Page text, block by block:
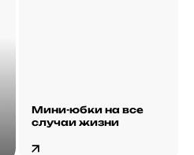
Мини-юбки на все
случаи жизни